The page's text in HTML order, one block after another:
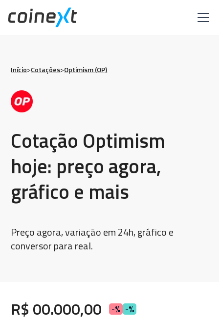
Início>Cotações>Optimism (OP)
Cotação Optimism
hoje: preço agora,
gráfico e mais
Preço agora, variação em 24h, gráfico e
conversor para real.
R$ 00.000,00 -% -%